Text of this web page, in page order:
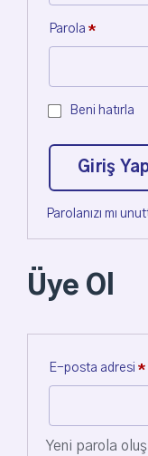
Parola *
Beni hatırla
Giriş
Parolanızı mı
Üye Ol
E-posta adresi *
Yeni parola